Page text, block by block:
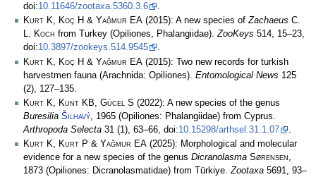
doi:10.11646/zootaxa.5360.3.6
.
Kurt K, Koç H & Yağmur EA (2015): A new species ofZachaeus C.
L. Koch from Turkey (Opiliones, Phalangiidae).ZooKeys 514, 15–23,
doi:10.3897/zookeys.514.9545
.
Kurt K, Koç H & Yağmur EA (2015): Two new records for turkish
harvestmen fauna (Arachnida: Opiliones). Entomological News 125
(2), 127–135.
Kurt K, Kunt KB, Gücel S (2022): A new species of the genus
Buresilia Šilhavý , 1965 (Opiliones: Phalangiidae) from Cyprus.
Arthropoda Selecta 31 (1), 63–66, doi:10.15298/arthsel.31.1.07
Kurt K, Kurt P & Yağmur EA (2025): Morphological and molecular
evidence for a new species of the genus Dicranolasma Sørensen,
1873 (Opiliones: Dicranolasmatidae) from Türkiye.Zootaxa 5691, 93–